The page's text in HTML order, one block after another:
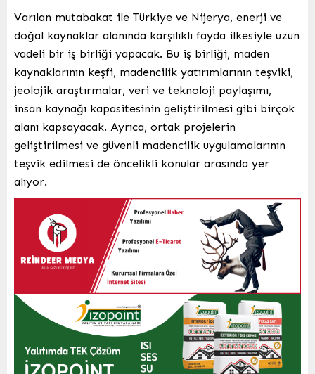
Varılan mutabakat ile Türkiye ve Nijerya, enerji ve
doğal kaynaklar alanında karşılıklı fayda ilkesiyle uzun
vadeli bir iş birliği yapacak. Bu iş birliği, maden
kaynaklarının keşfi, madencilik yatırımlarının teşviki,
jeolojik araştırmalar, veri ve teknoloji paylaşımı,
insan kaynağı kapasitesinin geliştirilmesi gibi birçok
alanı kapsayacak. Ayrıca, ortak projelerin
geliştirilmesi ve güvenli madencilik uygulamalarının
teşvik edilmesi de öncelikli konular arasında yer
alıyor.